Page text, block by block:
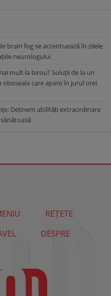
brain fog se accentuează în zilele
neurologului
mult la birou? Soluții de la un
care apare în jurul orei
Deținem abilități extraordinare
REȚETE
DESPRE